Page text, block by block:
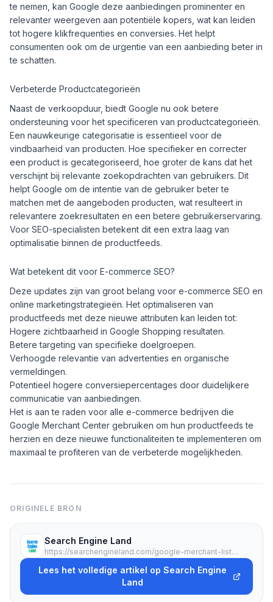
te nemen, kan Google deze aanbiedingen prominenter en
relevanter weergeven aan potentiële kopers, wat kan leiden
tot hogere klikfrequenties en conversies. Het helpt
consumenten ook om de urgentie van een aanbieding beter in
te schatten.
Verbeterde Productcategorieën
Naast de verkoopduur, biedt Google nu ook betere
ondersteuning voor het specificeren van productcategorieën.
Een nauwkeurige categorisatie is essentieel voor de
vindbaarheid van producten. Hoe specifieker en correcter
een product is gecategoriseerd, hoe groter de kans dat het
verschijnt bij relevante zoekopdrachten van gebruikers. Dit
helpt Google om de intentie van de gebruiker beter te
matchen met de aangeboden producten, wat resulteert in
relevantere zoekresultaten en een betere gebruikerservaring.
Voor SEO-specialisten betekent dit een extra laag van
optimalisatie binnen de productfeeds.
Wat betekent dit voor E-commerce SEO?
Deze updates zijn van groot belang voor e-commerce SEO en
online marketingstrategieën. Het optimaliseren van
productfeeds met deze nieuwe attributen kan leiden tot:
Hogere zichtbaarheid in Google Shopping resultaten.
Betere targeting van specifieke doelgroepen.
Verhoogde relevantie van advertenties en organische
vermeldingen.
Potentieel hogere conversiepercentages door duidelijkere
communicatie van aanbiedingen.
Het is aan te raden voor alle e-commerce bedrijven die
Google Merchant Center gebruiken om hun productfeeds te
herzien en deze nieuwe functionaliteiten te implementeren om
maximaal te profiteren van de verbeterde mogelijkheden.
ORIGINELE BRON
Search Engine Land
https://searchengineland.com/google-merchant-listings-support-sale-duration-and-product-category-481730
Lees het volledige artikel op Search Engine
Land